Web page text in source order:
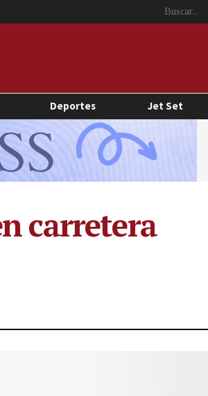
Deportes Jet Set
carretera